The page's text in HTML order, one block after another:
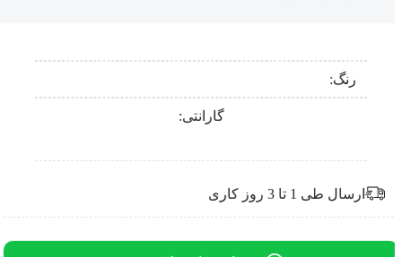
رنگ:
گارانتی:
ارسال طی 1 تا 3 روز کاری